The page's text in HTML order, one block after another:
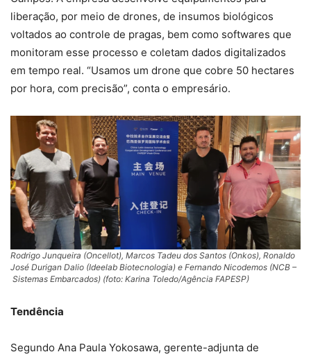
liberação, por meio de drones, de insumos biológicos
voltados ao controle de pragas, bem como softwares que
monitoram esse processo e coletam dados digitalizados
em tempo real. “Usamos um drone que cobre 50 hectares
por hora, com precisão”, conta o empresário.
Rodrigo Junqueira (Oncellot), Marcos Tadeu dos Santos (Onkos), Ronaldo
José Durigan Dalio (Ideelab Biotecnologia) e Fernando Nicodemos (NCB –
Sistemas Embarcados) (foto: Karina Toledo/Agência FAPESP)
Tendência
Segundo Ana Paula Yokosawa, gerente-adjunta de